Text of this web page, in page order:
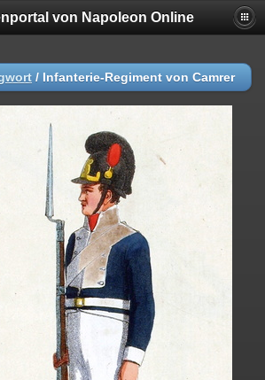
von Napoleon Online
/ Infanterie-Regiment von Camrer